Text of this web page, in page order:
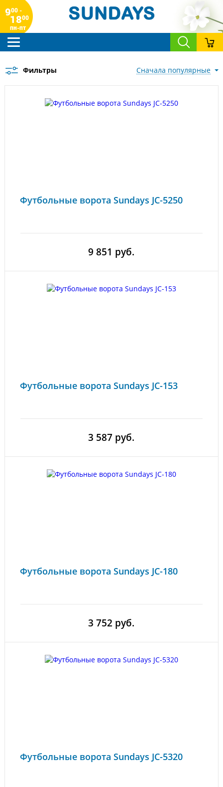
900 -
1800
пн-пт
Фильтры сначала популярные
Футбольные ворота Sundays JC-5250
9 851 руб.
Футбольные ворота Sundays JC-153
3 587 руб.
Футбольные ворота Sundays JC-180
3 752 руб.
Футбольные ворота Sundays JC-5320